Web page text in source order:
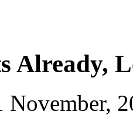
Already,
November,